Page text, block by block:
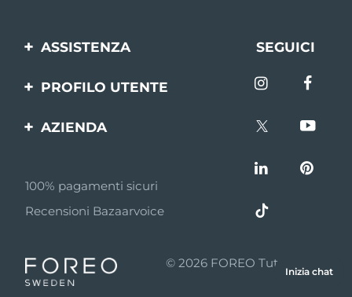
ASSISTENZA
Contattaci
batteria
SEGUICI
PROFILO UTENTE
prodotto
AZIENDA
Affiliazione
Notizie di affiliazione
Rivenditori
100% pagamenti sicuri
Recensioni Bazaarvoice
© 2026 FOREO Tutti i diritti
riservati
Inizia chat